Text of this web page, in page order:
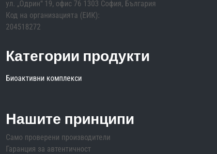
ул. „Одрин“ 19, офис 76 1303 София, България
Код на организацията (ЕИК):
204518272
Категории продукти
Биоактивни комплекси
Нашите принципи
Само проверени производители
Гаранция за автентичност